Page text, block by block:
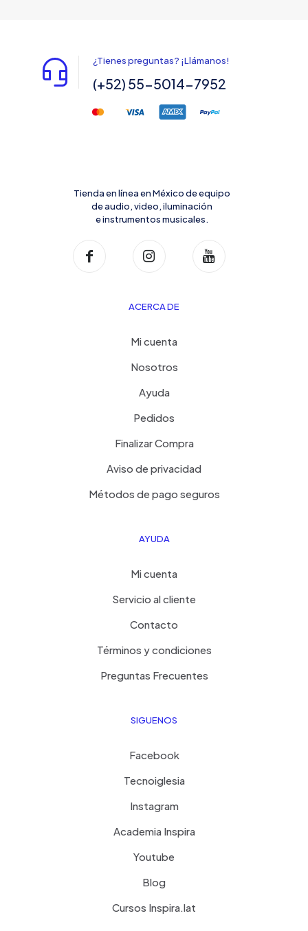
¿Tienes preguntas? ¡Llámanos!
(+52) 55-5014-7952
Tienda en línea en México de equipo
de audio, video, iluminación
e instrumentos musicales.
ACERCA DE
Mi cuenta
Nosotros
Ayuda
Pedidos
Finalizar Compra
Aviso de privacidad
Métodos de pago seguros
AYUDA
Mi cuenta
Servicio al cliente
Contacto
Términos y condiciones
Preguntas Frecuentes
SIGUENOS
Facebook
Tecnoiglesia
Instagram
Academia Inspira
Youtube
Blog
Cursos Inspira.lat